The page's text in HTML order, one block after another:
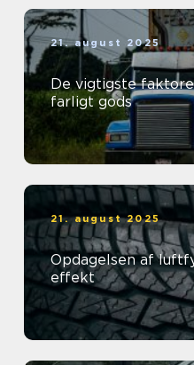
21. august 2025
De vigtigste
farligt gods
21. august 2025
Opdagelsen af
effekt